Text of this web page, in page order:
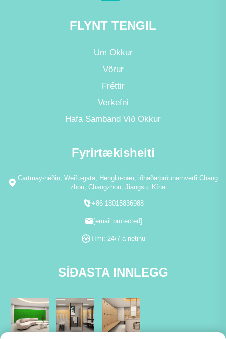
FLYNT TENGIL
Um Okkur
Vörur
Fréttir
Verkefni
Hafa Samband Við Okkur
Fyrirtækisheiti
Cartmay-héðin, Weifu-gata, Henglin-bær, iðnaðarþróunarhverfi Chang
zhou, Changzhou, Jiangsu, Kína
+86-18015836988
[email protected]
Tími: 24/7 á netinu
SÍÐASTA INNLEGG